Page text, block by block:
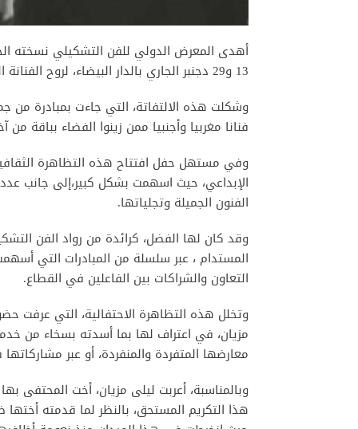
أهدى المعرض الدولي للفن التشكيلي نسخته
13 و29 دجنبر الجاري بالدار البيضاء، لروح الفنانة التشكيلية مريم مزيان (1930-2009).
فنانا مغربيا وأجنبيا ممن زينوا الفضاء بباقة
وفي مستهل حفل افتتاح هذه التظاهرة
الإبداعي، حيث اسهمت بشكل كبير،إلى جانب
الفنون الجميلة وتجلياتها.
وقد كان لها الفضل، كرائدة من رواد الفن
المستدام ، عبر سلسلة من المبادرات التي
التعاون والشراكات بين الفاعلين في القطاع.
وتخلل هذه التظاهرة الاحتفالية، التي عرفت
مزيان، في اعتراف لها بما أسدته بسخاء من
معارضها المتفردة والمنفردة، أو عبر
وبالمناسبة، أعربت ليلى مزيان، أخت المحتفى
هذا التكريم المستحق، بالنظر لما قدمته